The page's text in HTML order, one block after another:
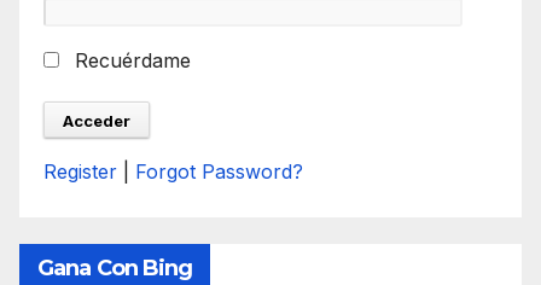
Recuérdame
Register Forgot Password?
Gana Con Bing